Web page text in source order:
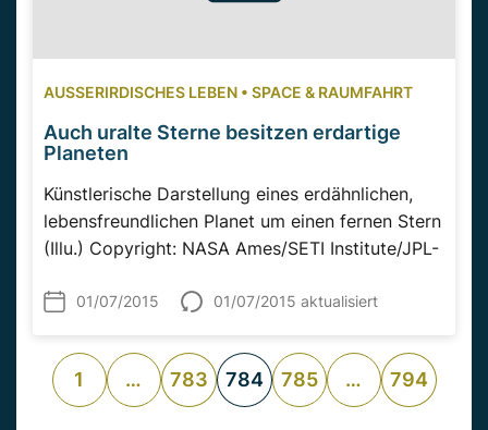
AUSSERIRDISCHES LEBEN • SPACE & RAUMFAHRT
Auch uralte Sterne besitzen erdartige
Planeten
Künstlerische Darstellung eines erdähnlichen,
lebensfreundlichen Planet um einen fernen Stern
(Illu.) Copyright: NASA Ames/SETI Institute/JPL-
01/07/2015 01/07/2015 aktualisiert
1 … 783 784 785 … 794